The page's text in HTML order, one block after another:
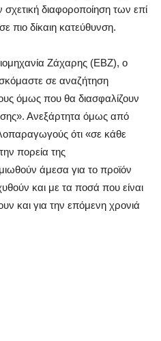
διαφοροποίηση των επί
πιο δίκαιη κατεύθυνση.
Ζάχαρης (ΕΒΖ), ο
σε αναζήτηση
όμως που θα διασφαλίζουν
Ανεξάρτητα όμως από
ότι «σε κάθε
πορεία της
άμεσα για το προϊόν
και με τα ποσά που είναι
και για την επόμενη χρονιά